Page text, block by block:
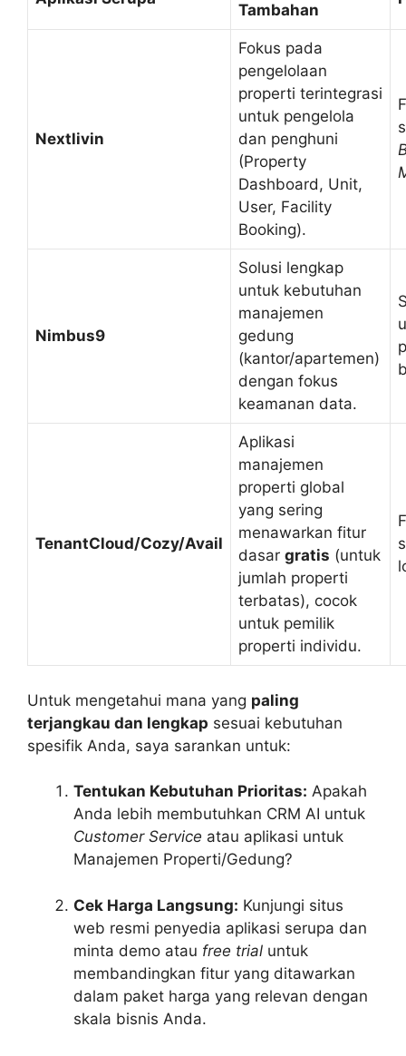
Tambahan
Nextlivin
Fokus pada
pengelolaan
properti terintegrasi
untuk pengelola
dan penghuni
(Property
Dashboard, Unit,
User, Facility
Booking).
Nimbus9
Solusi lengkap
untuk kebutuhan
manajemen
gedung
(kantor/apartemen)
dengan fokus
keamanan data.
TenantCloud/Cozy/Avail
Aplikasi
manajemen
properti global
yang sering
menawarkan fitur
dasar gratis (untuk
jumlah properti
terbatas), cocok
untuk pemilik
properti individu.
Untuk mengetahui mana yang paling
terjangkau dan lengkap sesuai kebutuhan
spesifik Anda, saya sarankan untuk:
Tentukan Kebutuhan Prioritas: Apakah
Anda lebih membutuhkan CRM AI untuk
Customer Service atau aplikasi untuk
Manajemen Properti/Gedung?
Cek Harga Langsung: Kunjungi situs
web resmi penyedia aplikasi serupa dan
minta demo atau free trial untuk
membandingkan fitur yang ditawarkan
dalam paket harga yang relevan dengan
skala bisnis Anda.